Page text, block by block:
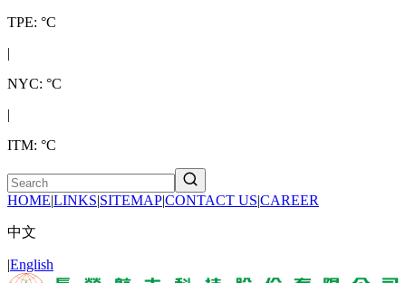
TPE: °C
|
NYC: °C
|
ITM: °C
HOME|LINKS|SITEMAP|CONTACT US|CAREER
中文
|English